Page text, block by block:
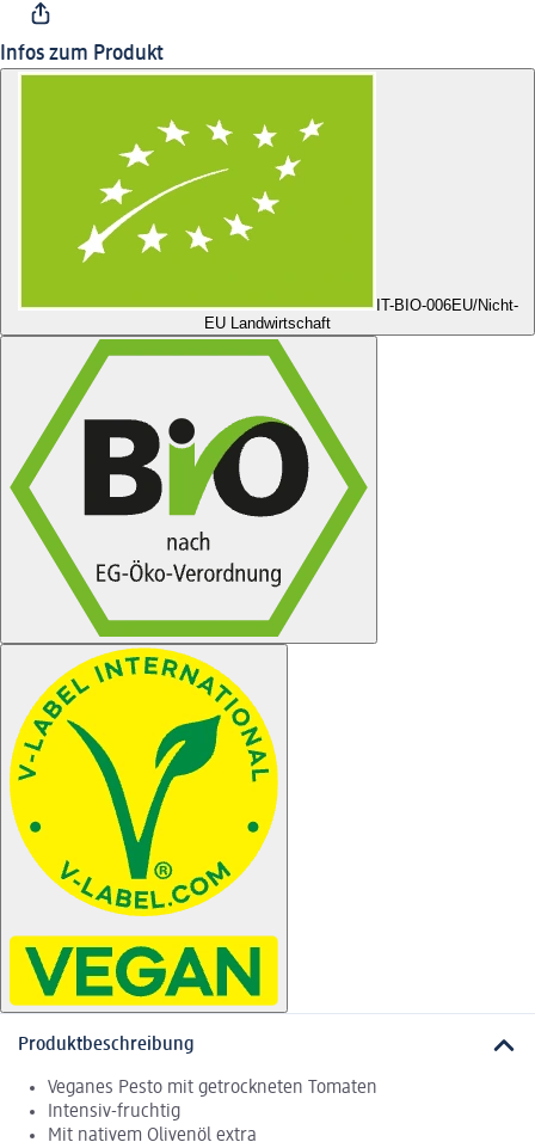
Infos zum Produkt
IT-BIO-006EU/Nicht-
EU Landwirtschaft
Produktbeschreibung
Veganes Pesto mit getrockneten Tomaten
Intensiv-fruchtig
Mit nativem Olivenöl extra